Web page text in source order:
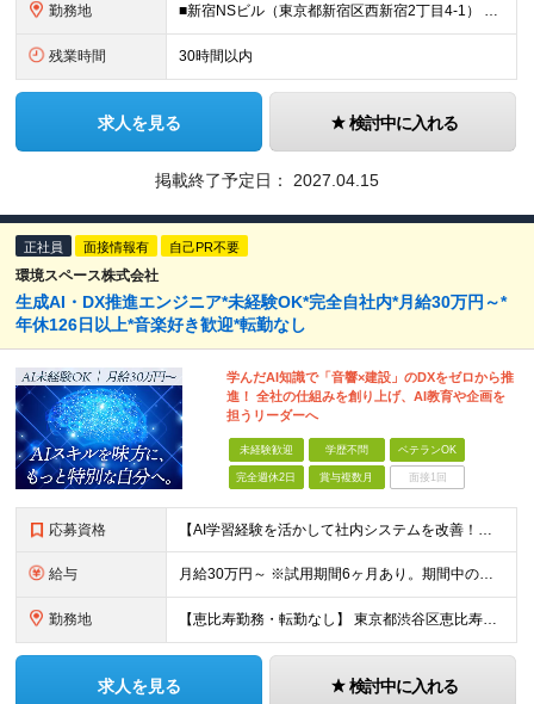
勤務地 ■新宿NSビル（東京都新宿区西新宿2丁目4-1） ※(変更の範囲)当社の管轄する全ての事業所の範囲において、勤務地の変更を命ずることがあります（転居を伴うものを含む。ただし配属先のDX推進部は東京に
残業時間 30時間以内
求人を見る 検討中に入れる
掲載終了予定日： 2027.04.15
正社員 面接情報有 自己PR不要
環境スペース株式会社
生成AI・DX推進エンジニア*未経験OK*完全自社内*月給30万円～*
年休126日以上*音楽好き歓迎*転勤なし
学んだAI知識で「音響×建設」のDXをゼロから推
進！ 全社の仕組みを創り上げ、AI教育や企画を
担うリーダーへ
未経験歓迎 学歴不問 ベテランOK
完全週休2日 賞与複数月 面接1回
応募資格 【AI学習経験を活かして社内システムを改善！】 ◆AI、IT、DX、プログラミング等を学んだ経験がある方 ◆学歴不問 ＼こんな方にぴったりです／ ◆自分のアイディアで業務を改善し、仲間の役に立ちたい
給与 月給30万円～ ※試用期間6ヶ月あり。期間中の給与・待遇の差異はありません ※月給には月45時間分の固定残業代（月7万8,000円～）を含みます ※超過分は別途支給します
勤務地 【恵比寿勤務・転勤なし】 東京都渋谷区恵比寿南1-1-9 岩徳ビル 9F (変更の範囲)上記を除く当社関連勤務地
求人を見る 検討中に入れる